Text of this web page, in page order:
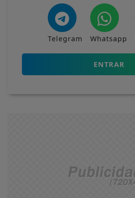
Telegram Whatsapp
ENTRAR